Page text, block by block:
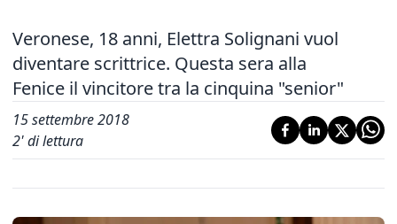
Veronese, 18 anni, Elettra Solignani vuol
diventare scrittrice. Questa sera alla
Fenice il vincitore tra la cinquina "senior"
15 settembre 2018
2' di lettura